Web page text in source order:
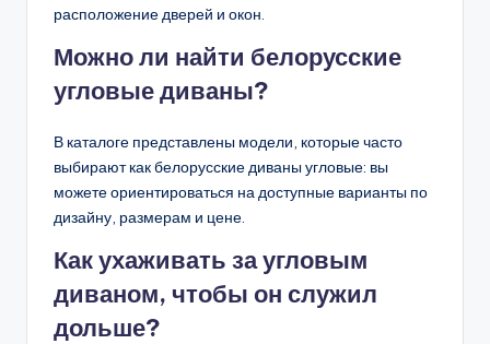
расположение дверей и окон.
Можно ли найти белорусские
угловые диваны?
В каталоге представлены модели, которые часто
выбирают как белорусские диваны угловые: вы
можете ориентироваться на доступные варианты по
дизайну, размерам и цене.
Как ухаживать за угловым
диваном, чтобы он служил
дольше?